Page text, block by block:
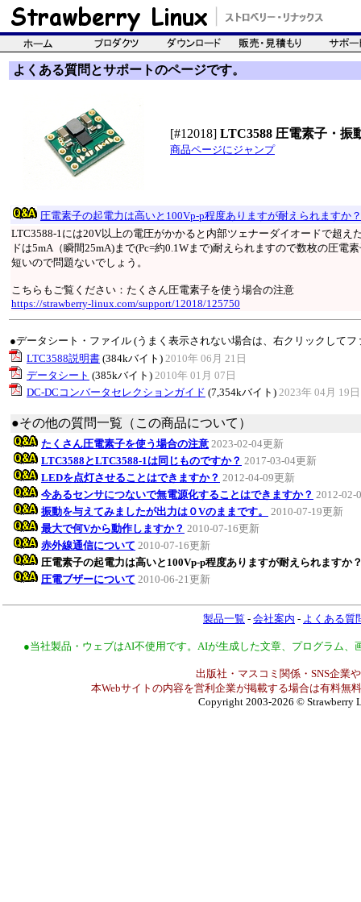
よくある質問とサポートのページです。
[#12018] LTC3588 圧電素子・振
商品ページにジャンプ
圧電素子の起電力は高いと100Vp-p程度ありますが耐えられますか？
LTC3588-1には20V以上の電圧がかかると内部ツェナーダイオードで超
ドは5mA（瞬間25mA)まで(Pc=約0.1Wまで)耐えられますので数枚の圧電
短いので問題ないでしょう。
こちらもご覧ください：たくさん圧電素子を使う場合の注意
https://strawberry-linux.com/support/12018/125750
●データシート・ファイル (うまく表示されない場合は、右クリックして
LTC3588説明書 (384kバイト) 2010年 06月 21日
データシート (385kバイト) 2010年 01月 07日
DC-DCコンバータセレクションガイド (7,354kバイト) 2023年 04月 19日
●その他の質問一覧（この商品について）
たくさん圧電素子を使う場合の注意 2023-02-04更新
LTC3588とLTC3588-1は同じものですか？ 2017-03-04更新
LEDを点灯させることはできますか？ 2012-04-09更新
今あるセンサにつないで無電源化することはできますか？ 2012-02-
振動を与えてみましたが出力は０Vのままです。
2010-07-19更新
最大で何Vから動作しますか？ 2010-07-16更新
赤外線通信について 2010-07-16更新
圧電素子の起電力は高いと100Vp-p程度ありますが耐えられますか
圧電ブザーについて 2010-06-21更新
製品一覧 - 会社案内 - よくある質
●当社製品・ウェブはAI不使用です。AIが生成した文章、プログラム
出版社・マスコミ関係・SNS企業
本Webサイトの内容を営利企業が掲載する場合は有料無
Copyright 2003-2026 © Strawberry